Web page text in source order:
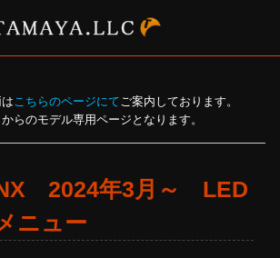
こちらのページにてご案内しております。
らのモデル専用ページとなります。
2024年3月～ LED
ニュー